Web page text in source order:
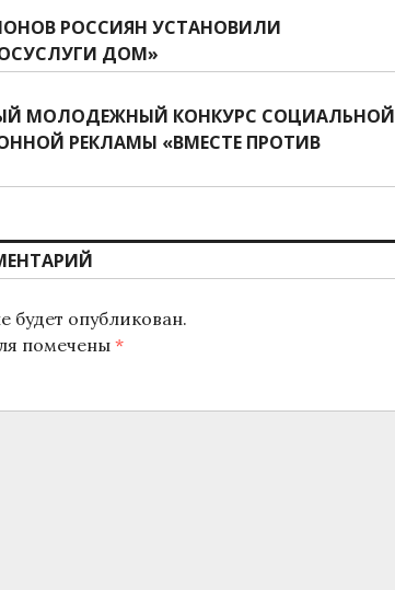
РОССИЯН УСТАНОВИЛИ
ДОМ»
МОЛОДЕЖНЫЙ КОНКУРС СОЦИАЛЬНОЙ
РЕКЛАМЫ «ВМЕСТЕ ПРОТИВ
будет опубликован.
помечены *